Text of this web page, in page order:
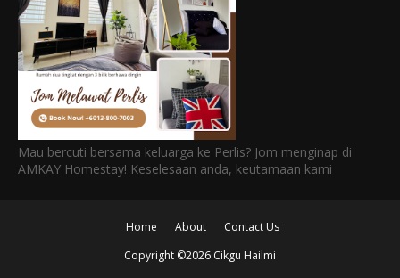
Mau bercuti bersama keluarga ke Perlis? Jom menginap di
AMKAY Homestay! Keselesaan anda, keutamaan kami
Home About
Contact Us
Copyright ©2026 Cikgu Hailmi